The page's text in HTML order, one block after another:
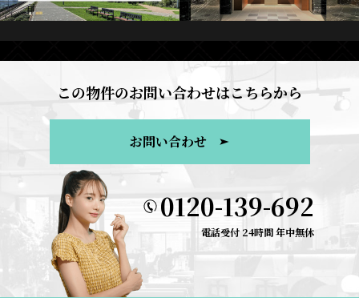
この物件のお問い合わせはこちらから
お問い合わせ
0120-139-692
電話受付 24時間 年中無休